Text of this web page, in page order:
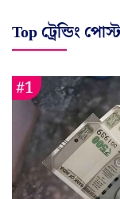
Top ট্রেন্ডিং পোস্ট